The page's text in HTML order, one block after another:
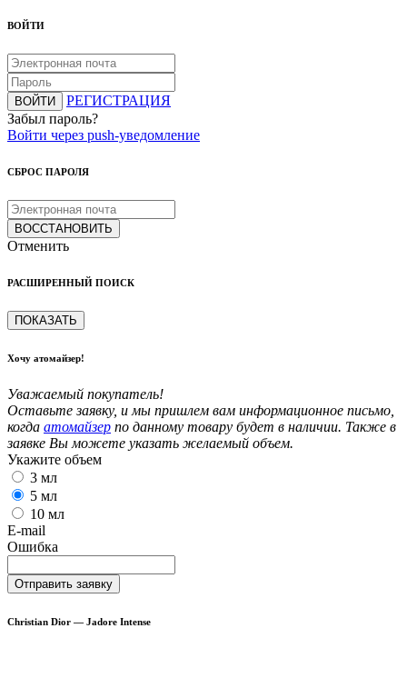
ВОЙТИ
ВОЙТИ
РЕГИСТРАЦИЯ
Забыл пароль?
Войти через push-уведомление
СБРОС ПАРОЛЯ
ВОССТАНОВИТЬ
Отменить
РАСШИРЕННЫЙ ПОИСК
ПОКАЗАТЬ
Хочу атомайзер!
Уважаемый покупатель!
Оставьте заявку, и мы пришлем вам информационное письмо,
когда атомайзер по данному товару будет в наличии. Также в
заявке Вы можете указать желаемый объем.
Укажите объем
3 мл
5 мл
10 мл
E-mail
Ошибка
Отправить заявку
Christian Dior — Jadore Intense